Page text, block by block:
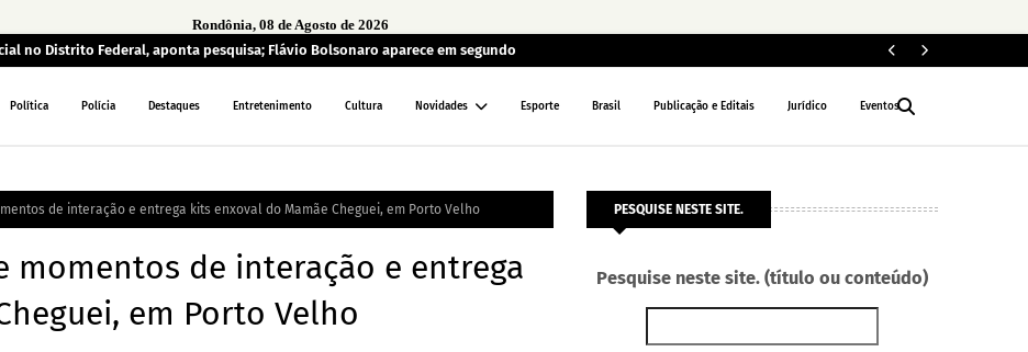
Rondônia, 08 de Agosto de 2026
no Distrito Federal, aponta pesquisa; Flávio Bolsonaro aparece em segundo
Política Polícia Destaques Entretenimento Cultura Novidades Esporte Brasil Publicação e Editais Jurídico Eventos
de interação e entrega kits enxoval do Mamãe Cheguei, em Porto Velho
momentos de interação e entrega
em Porto Velho
PESQUISE NESTE SITE.
Pesquise neste site. (título ou conteúdo)